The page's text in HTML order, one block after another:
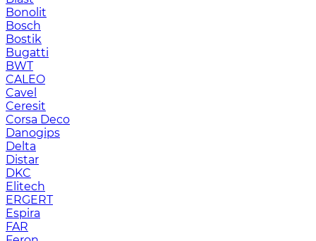
Bonolit
Bosch
Bostik
Bugatti
BWT
CALEO
Cavel
Ceresit
Corsa Deco
Danogips
Delta
Distar
DKC
Elitech
ERGERT
Espira
FAR